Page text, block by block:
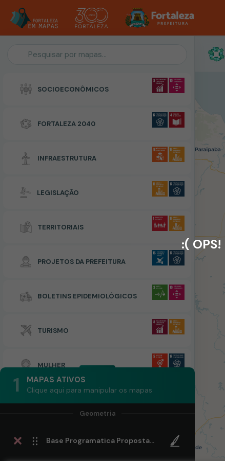
:( OPS!
SOCIOECONÔMICOS
FORTALEZA 2040
INFRAESTRUTURA
LEGISLAÇÃO
TERRITORIAIS
PROJETOS DA PREFEITURA
BOLETINS EPIDEMIOLÓGICOS
TURISMO
MULHER
1 MAPAS ATIVOS
Clique aqui para manipular os mapas
Base Programatica Proposta- Trecho 2
Personalização do Mapa
Zonas Especiais de Interesse Social